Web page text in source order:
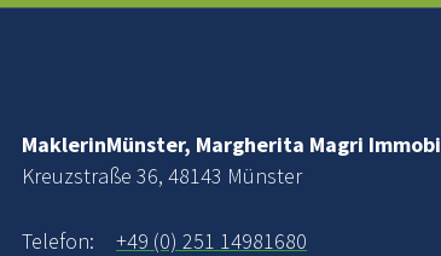
MaklerinMünster, Margherita Magri
Kreuzstraße 36, 48143 Münster
Telefon:
+49 (0) 251 14981680